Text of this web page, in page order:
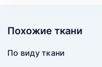
Похожие ткани
По виду ткани